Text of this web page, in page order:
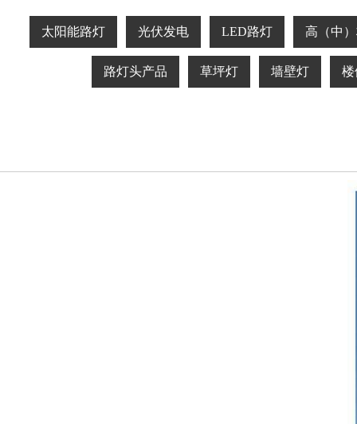
太阳能路灯 光伏发电 LED路灯 高（中
路灯头产品 草坪灯 墙壁灯 楼